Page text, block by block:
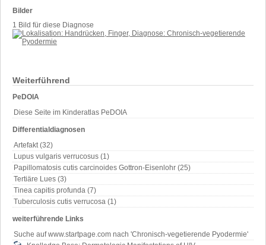
Weiterführend
PeDOIA
Diese Seite im Kinderatlas PeDOIA
Differentialdiagnosen
Artefakt (32)
Lupus vulgaris verrucosus (1)
Papillomatosis cutis carcinoides Gottron-Eisenlohr (25)
Tertiäre Lues (3)
Tinea capitis profunda (7)
Tuberculosis cutis verrucosa (1)
weiterführende Links
Suche auf www.startpage.com nach 'Chronisch-vegetierende Pyodermie'
Bilder
1 Bild für diese Diagnose